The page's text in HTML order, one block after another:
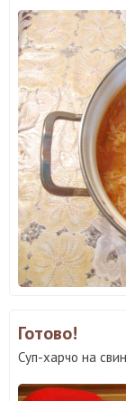
Готово!
Суп-харчо на